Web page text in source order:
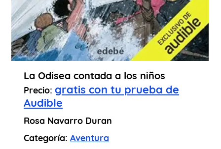
La Odisea contada a los niños
Precio: gratis con tu prueba de
Audible
Rosa Navarro Duran
Categoría: Aventura